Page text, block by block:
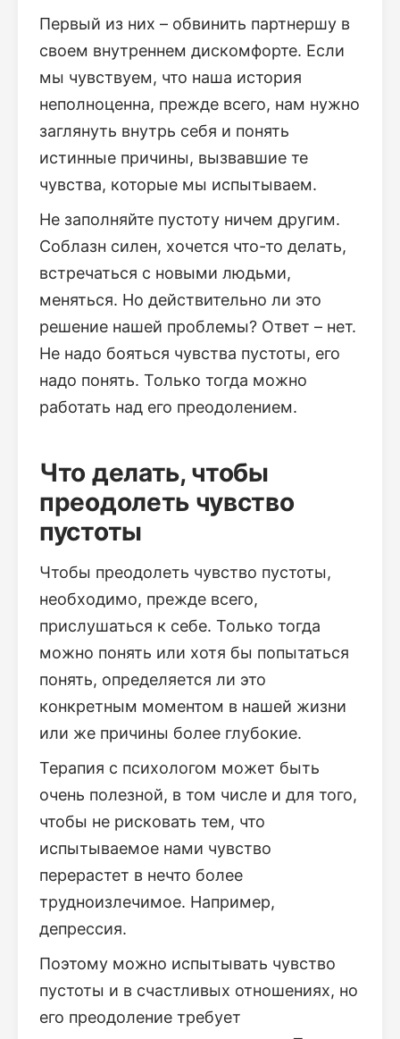
Первый из них – обвинить партнершу в
своем внутреннем дискомфорте. Если
мы чувствуем, что наша история
неполноценна, прежде всего, нам нужно
заглянуть внутрь себя и понять
истинные причины, вызвавшие те
чувства, которые мы испытываем.
Не заполняйте пустоту ничем другим.
Соблазн силен, хочется что-то делать,
встречаться с новыми людьми,
меняться. Но действительно ли это
решение нашей проблемы? Ответ – нет.
Не надо бояться чувства пустоты, его
надо понять. Только тогда можно
работать над его преодолением.
Что делать, чтобы
преодолеть чувство
пустоты
Чтобы преодолеть чувство пустоты,
необходимо, прежде всего,
прислушаться к себе. Только тогда
можно понять или хотя бы попытаться
понять, определяется ли это
конкретным моментом в нашей жизни
или же причины более глубокие.
Терапия с психологом может быть
очень полезной, в том числе и для того,
чтобы не рисковать тем, что
испытываемое нами чувство
перерастет в нечто более
трудноизлечимое. Например,
депрессия.
Поэтому можно испытывать чувство
пустоты и в счастливых отношениях, но
его преодоление требует